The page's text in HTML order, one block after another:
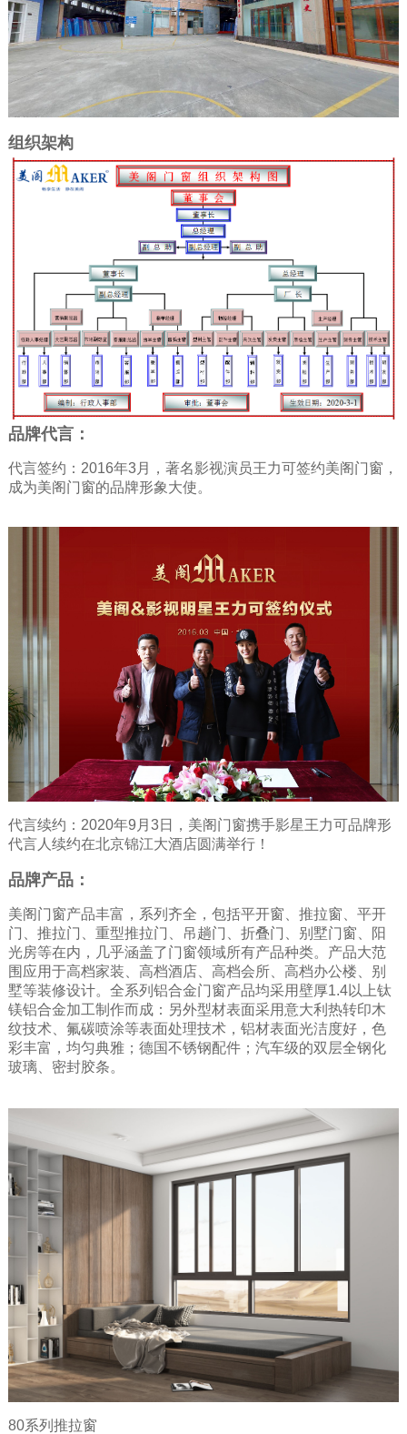
组织架构
品牌代言：
代言签约：2016年3月，著名影视演员王力可签约美阁门窗，
成为美阁门窗的品牌形象大使。
代言续约：2020年9月3日，美阁门窗携手影星王力可品牌形
代言人续约在北京锦江大酒店圆满举行！
品牌产品：
美阁门窗产品丰富，系列齐全，包括平开窗、推拉窗、平开
门、推拉门、重型推拉门、吊趟门、折叠门、别墅门窗、阳
光房等在内，几乎涵盖了门窗领域所有产品种类。产品大范
围应用于高档家装、高档酒店、高档会所、高档办公楼、别
墅等装修设计。全系列铝合金门窗产品均采用壁厚1.4以上钛
镁铝合金加工制作而成：另外型材表面采用意大利热转印木
纹技术、氟碳喷涂等表面处理技术，铝材表面光洁度好，色
彩丰富，均匀典雅；德国不锈钢配件；汽车级的双层全钢化
玻璃、密封胶条。
80系列推拉窗